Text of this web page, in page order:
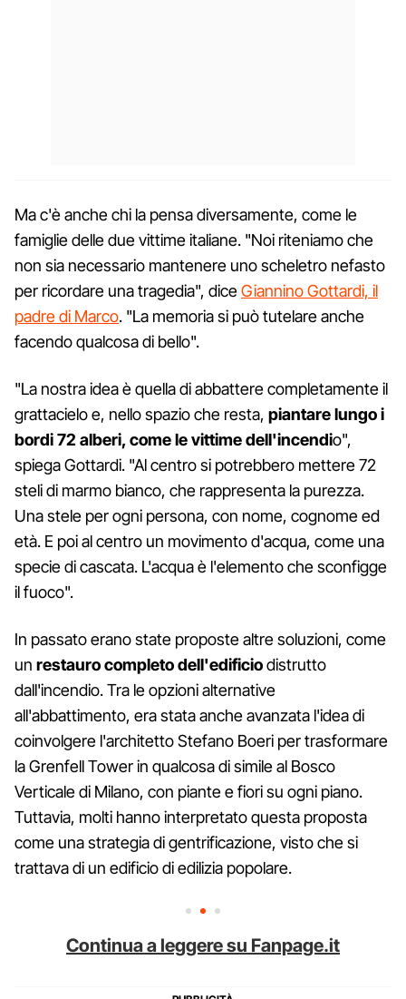
Ma c'è anche chi la pensa diversamente, come le
famiglie delle due vittime italiane. "Noi riteniamo che
non sia necessario mantenere uno scheletro nefasto
per ricordare una tragedia", diceGiannino Gottardi, il
padre di Marco. "La memoria si può tutelare anche
facendo qualcosa di bello".
"La nostra idea è quella di abbattere completamente il
grattacielo e, nello spazio che resta, piantare lungo i
bordi 72 alberi, come le vittime dell'incendio",
spiega Gottardi. "Al centro si potrebbero mettere 72
steli di marmo bianco, che rappresenta la purezza.
Una stele per ogni persona, con nome, cognome ed
età. E poi al centro un movimento d'acqua, come una
specie di cascata. L'acqua è l'elemento che sconfigge
il fuoco".
In passato erano state proposte altre soluzioni, come
un restauro completo dell'edificiodistrutto
dall'incendio. Tra le opzioni alternative
all'abbattimento, era stata anche avanzata l'idea di
coinvolgere l'architetto Stefano Boeri per trasformare
la Grenfell Tower in qualcosa di simile al Bosco
Verticale di Milano, con piante e fiori su ogni piano.
Tuttavia, molti hanno interpretato questa proposta
come una strategia di gentrificazione, visto che si
trattava di un edificio di edilizia popolare.
Continua a leggere su Fanpage.it